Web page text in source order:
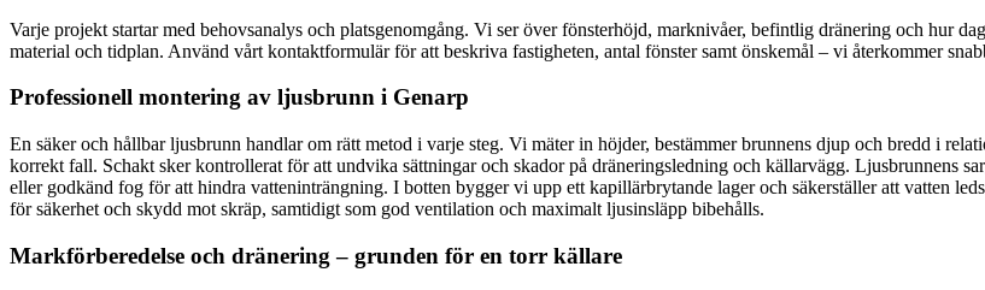
Varje projekt startar med behovsanalys och platsgenomgång. Vi ser över fönsterhöjd, marknivåer, befintlig dränering och hur
material och tidplan. Använd vårt kontaktformulär för att beskriva fastigheten, antal fönster samt önskemål – vi återkommer
Professionell montering av ljusbrunn i Genarp
En säker och hållbar ljusbrunn handlar om rätt metod i varje steg. Vi mäter in höjder, bestämmer brunnens djup och bredd i
korrekt fall. Schakt sker kontrollerat för att undvika sättningar och skador på dräneringsledning och källarvägg. Ljusbrunnens
eller godkänd fog för att hindra vatteninträngning. I botten bygger vi upp ett kapillärbrytande lager och säkerställer att vatten
för säkerhet och skydd mot skräp, samtidigt som god ventilation och maximalt ljusinsläpp bibehålls.
Markförberedelse och dränering – grunden för en torr källare